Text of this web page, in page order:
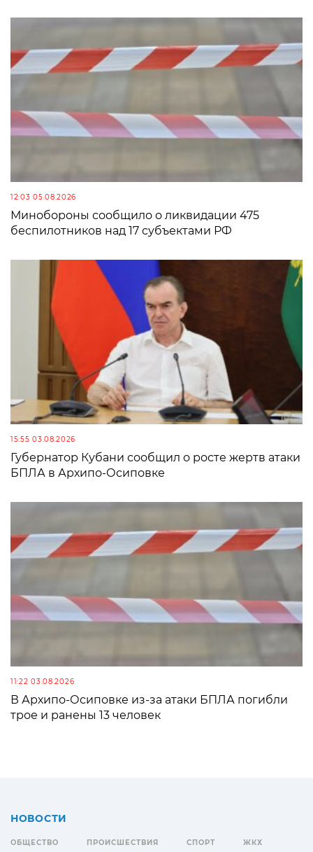
12:03 05.08.2026
Минобороны сообщило о ликвидации 475
беспилотников над 17 субъектами РФ
15:55 03.08.2026
Губернатор Кубани сообщил о росте жертв атаки
БПЛА в Архипо-Осиповке
11:22 03.08.2026
В Архипо-Осиповке из-за атаки БПЛА погибли
трое и ранены 13 человек
НОВОСТИ
ОБЩЕСТВО ПРОИСШЕСТВИЯ СПОРТ ЖКХ